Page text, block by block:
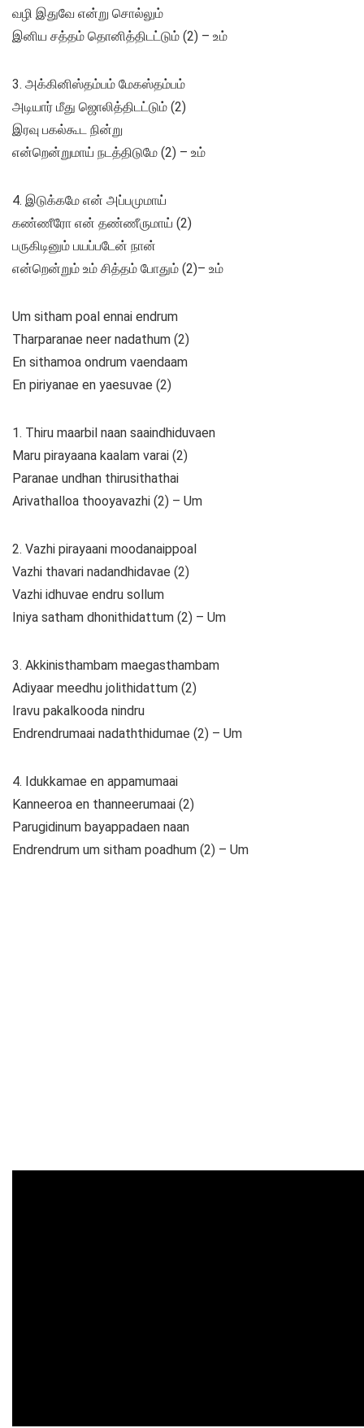
வழி இதுவே என்று சொல்லும்
இனிய சத்தம் தொனித்திடட்டும் (2) – உம்
3. அக்கினிஸ்தம்பம் மேகஸ்தம்பம்
அடியார் மீது ஜொலித்திடட்டும் (2)
இரவு பகல்கூட நின்று
என்றென்றுமாய் நடத்திடுமே (2) – உம்
4. இடுக்கமே என் அப்பமுமாய்
கண்ணீரோ என் தண்ணீருமாய் (2)
பருகிடினும் பயப்படேன் நான்
என்றென்றும் உம் சித்தம் போதும் (2)– உம்
Um sitham poal ennai endrum
Tharparanae neer nadathum (2)
En sithamoa ondrum vaendaam
En piriyanae en yaesuvae (2)
1. Thiru maarbil naan saaindhiduvaen
Maru pirayaana kaalam varai (2)
Paranae undhan thirusithathai
Arivathalloa thooyavazhi (2) – Um
2. Vazhi pirayaani moodanaippoal
Vazhi thavari nadandhidavae (2)
Vazhi idhuvae endru sollum
Iniya satham dhonithidattum (2) – Um
3. Akkinisthambam maegasthambam
Adiyaar meedhu jolithidattum (2)
Iravu pakalkooda nindru
Endrendrumaai nadaththidumae (2) – Um
4. Idukkamae en appamumaai
Kanneeroa en thanneerumaai (2)
Parugidinum bayappadaen naan
Endrendrum um sitham poadhum (2) – Um